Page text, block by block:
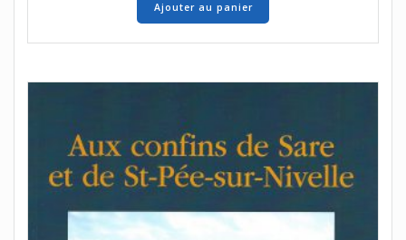
Ajouter au panier